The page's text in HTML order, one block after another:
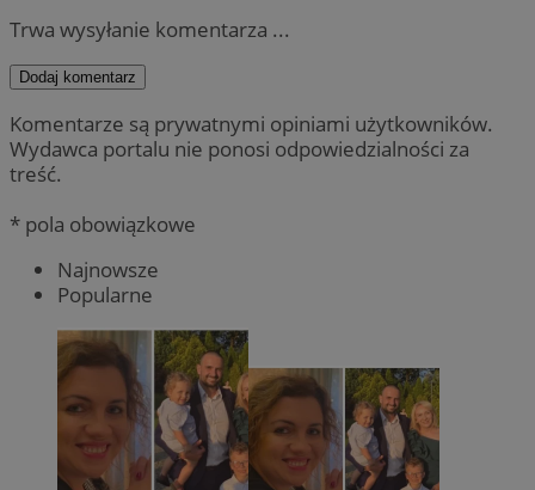
Trwa wysyłanie komentarza ...
Dodaj komentarz
Komentarze są prywatnymi opiniami użytkowników.
Wydawca portalu nie ponosi odpowiedzialności za
treść.
* pola obowiązkowe
Najnowsze
Popularne